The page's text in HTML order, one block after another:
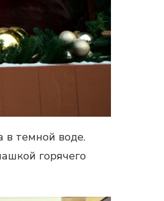
в темной воде.
горячего